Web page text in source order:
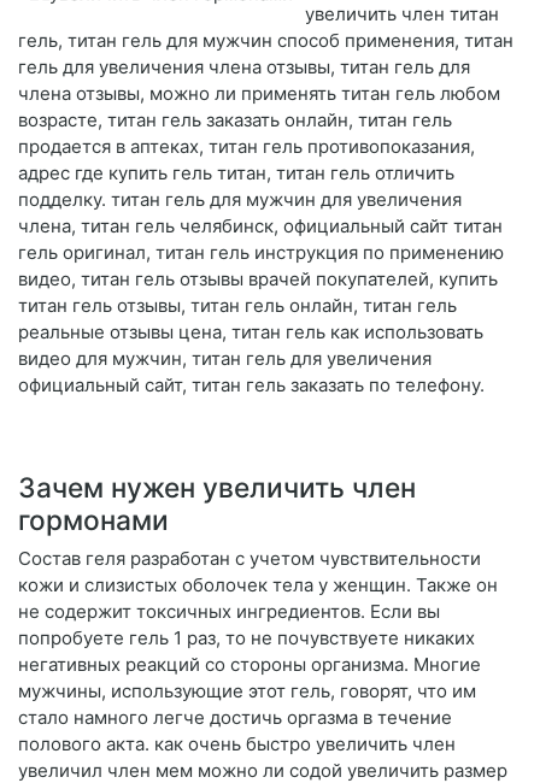
увеличить член титан
гель, титан гель для мужчин способ применения, титан
гель для увеличения члена отзывы, титан гель для
члена отзывы, можно ли применять титан гель любом
возрасте, титан гель заказать онлайн, титан гель
продается в аптеках, титан гель противопоказания,
адрес где купить гель титан, титан гель отличить
подделку. титан гель для мужчин для увеличения
члена, титан гель челябинск, официальный сайт титан
гель оригинал, титан гель инструкция по применению
видео, титан гель отзывы врачей покупателей, купить
титан гель отзывы, титан гель онлайн, титан гель
реальные отзывы цена, титан гель как использовать
видео для мужчин, титан гель для увеличения
официальный сайт, титан гель заказать по телефону.
Зачем нужен увеличить член
гормонами
Состав геля разработан с учетом чувствительности
кожи и слизистых оболочек тела у женщин. Также он
не содержит токсичных ингредиентов. Если вы
попробуете гель 1 раз, то не почувствуете никаких
негативных реакций со стороны организма. Многие
мужчины, использующие этот гель, говорят, что им
стало намного легче достичь оргазма в течение
полового акта. как очень быстро увеличить член
увеличил член мем можно ли содой увеличить размер